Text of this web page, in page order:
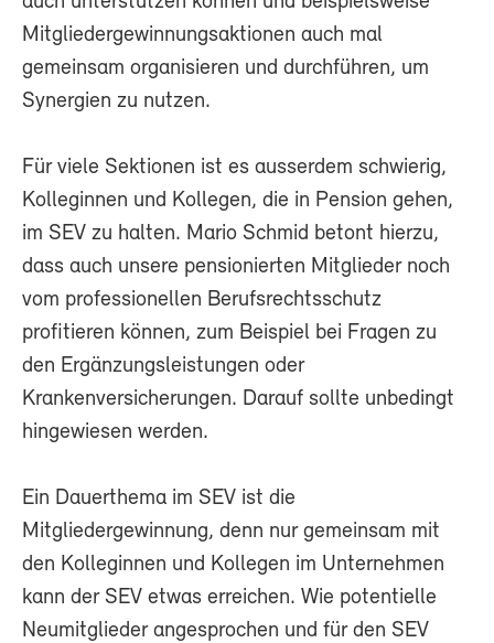
Mitgliedergewinnungsaktionen auch mal
gemeinsam organisieren und durchführen, um
Synergien zu nutzen.
Für viele Sektionen ist es ausserdem schwierig,
Kolleginnen und Kollegen, die in Pension gehen,
im SEV zu halten. Mario Schmid betont hierzu,
dass auch unsere pensionierten Mitglieder noch
vom professionellen Berufsrechtsschutz
profitieren können, zum Beispiel bei Fragen zu
den Ergänzungsleistungen oder
Krankenversicherungen. Darauf sollte unbedingt
hingewiesen werden.
Ein Dauerthema im SEV ist die
Mitgliedergewinnung, denn nur gemeinsam mit
den Kolleginnen und Kollegen im Unternehmen
kann der SEV etwas erreichen. Wie potentielle
Neumitglieder angesprochen und für den SEV